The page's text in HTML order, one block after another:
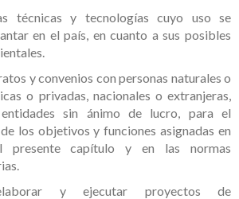
técnicas y tecnologías cuyo uso se
en el país, en cuanto a sus posibles
y convenios con personas naturales o
o privadas, nacionales o extranjeras,
sin ánimo de lucro, para el
los objetivos y funciones asignadas en
capítulo y en las normas
y ejecutar proyectos de